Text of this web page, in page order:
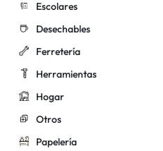
Escolares
Desechables
Ferretería
Herramientas
Hogar
Otros
Papelería